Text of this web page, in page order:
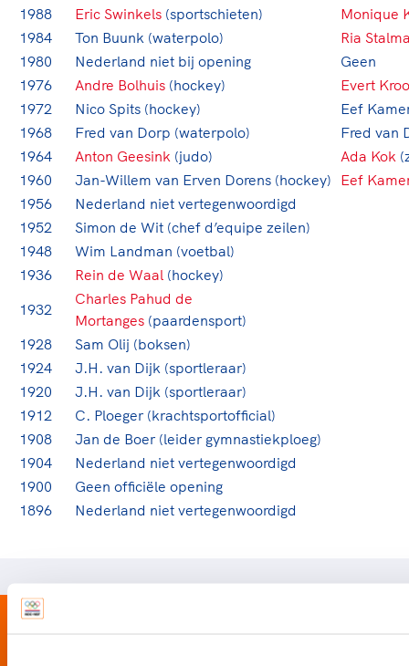
1988
Eric Swinkels (sportschieten)
Monique
1984
Ton Buunk (waterpolo)
Ria
1980
Nederland niet bij opening
Geen
1976
Andre Bolhuis (hockey)
Evert
1972
Nico Spits (hockey)
Eef
1968
Fred van Dorp (waterpolo)
Fred van
1964
Anton Geesink (judo) Ada Kok
1960
Jan-Willem van Erven Dorens (hockey) Eef
1956
Nederland niet vertegenwoordigd
1952
Simon de Wit (chef d’equipe zeilen)
1948
Wim Landman (voetbal)
1936
Rein de Waal (hockey)
1932
Charles Pahud de
Mortanges (paardensport)
1928
Sam Olij (boksen)
1924
J.H. van Dijk (sportleraar)
1920
J.H. van Dijk (sportleraar)
1912
C. Ploeger (krachtsportofficial)
1908
Jan de Boer (leider gymnastiekploeg)
1904
Nederland niet vertegenwoordigd
1900
Geen officiële opening
1896
Nederland niet vertegenwoordigd